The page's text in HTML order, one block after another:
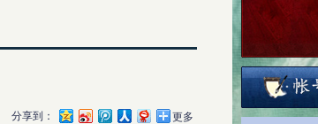
分享到： 更多